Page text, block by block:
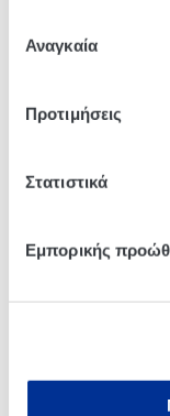
των υπηρεσιών
συγκατάθεσης
Αναγκαία
Προτιμήσεις
Στατιστικά
Εμπορικής